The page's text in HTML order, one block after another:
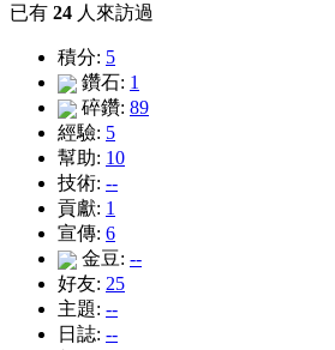
已有 24 人來訪過
積分: 5
鑽石: 1
碎鑽: 89
經驗: 5
幫助: 10
技術: --
貢獻: 1
宣傳: 6
金豆: --
好友: 25
主題: --
日誌: --